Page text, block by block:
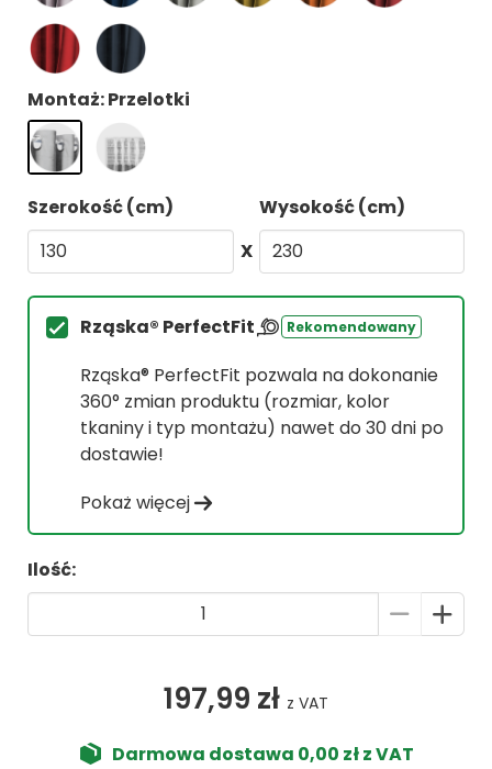
Montaż: Przelotki
Szerokość (cm)
X
Wysokość (cm)
Rząska® PerfectFit Rekomendowany
Rząska® PerfectFit pozwala na dokonanie
360° zmian produktu (rozmiar, kolor
tkaniny i typ montażu) nawet do 30 dni po
dostawie!
Pokaż więcej
Ilość:
197,99 zł z VAT
Darmowa dostawa 0,00 zł z VAT